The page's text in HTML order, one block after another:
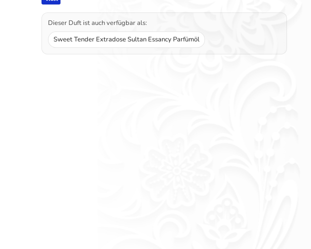
Dieser Duft ist auch verfügbar als:
Sweet Tender Extradose Sultan Essancy Parfümöl